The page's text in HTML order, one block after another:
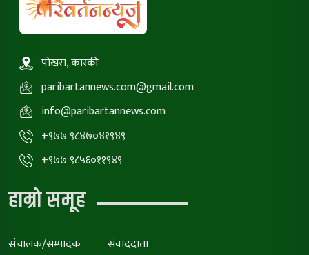
पोखरा, कास्की
paribartannews.com@gmail.com
info@paribartannews.com
+९७७ ९८४७०४१९४९
+९७७ ९८५६०११९४९
हाम्रो समूह
संचालक/सम्पादक संवाददाता